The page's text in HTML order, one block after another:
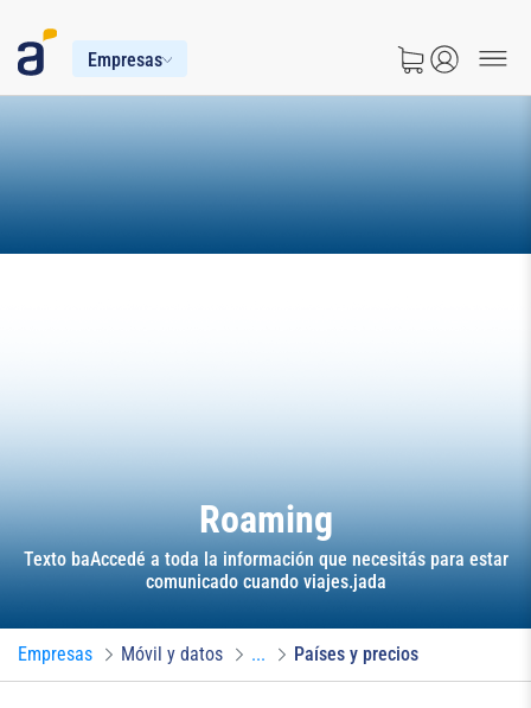
Empresas
Roaming
Texto baAccedé a toda la información que necesitás para estar
comunicado cuando viajes.jada
Empresas Móvil y datos ... Países y precios